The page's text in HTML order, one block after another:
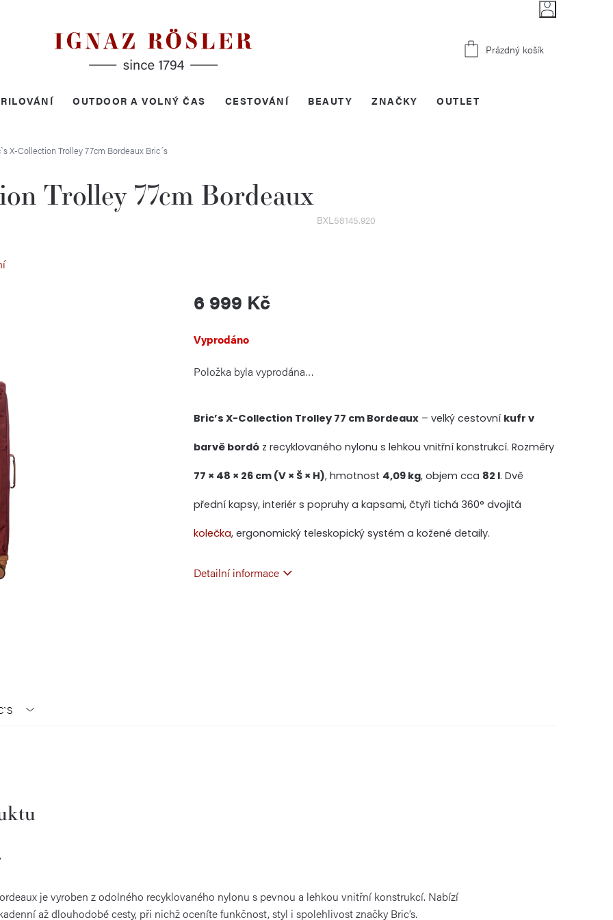
Nákupní
Prázdný košík
OUTDOOR A VOLNÝ ČAS CESTOVÁNÍ BEAUTY OUTLET
ZNAČKY
X-Collection Trolley 77cm Bordeaux Bric´s
Trolley 77cm Bordeaux
BXL58145.920
6 999 Kč
cena:
Vyprodáno
Položka byla vyprodána…
Bric’s X-Collection Trolley 77 cm Bordeaux – velký cestovní kufr v
barvě bordó z recyklovaného nylonu s lehkou vnitřní konstrukcí. Rozměry
77 × 48 × 26 cm (V × Š × H), hmotnost 4,09 kg, objem cca 82 l. Dvě
přední kapsy, interiér s popruhy a kapsami, čtyři tichá 360° dvojitá
kolečka, ergonomický teleskopický systém a kožené detaily.
Detailní informace
je vyroben z odolného recyklovaného nylonu s pevnou a lehkou vnitřní konstrukcí. Nabízí
až dlouhodobé cesty, při nichž oceníte funkčnost, styl i spolehlivost značky Bric’s.